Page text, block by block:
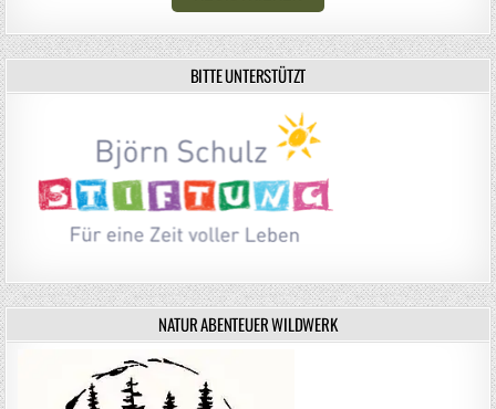
BITTE UNTERSTÜTZT
NATUR ABENTEUER WILDWERK